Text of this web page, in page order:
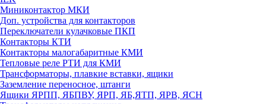
Миниконтактор МКИ
Доп. устройства для контакторов
Переключатели кулачковые ПКП
Контакторы КТИ
Контакторы малогабаритные КМИ
Тепловые реле РTИ для КМИ
Трансформаторы, плавкие вставки, ящики
Заземление переносное, штанги
Ящики ЯРПП, ЯБПВУ, ЯРП, ЯБ,ЯТП, ЯРВ, ЯСН